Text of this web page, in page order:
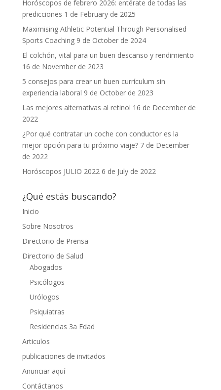
Horóscopos de febrero 2026: entérate de todas las
predicciones 1 de February de 2025
Maximising Athletic Potential Through Personalised
Sports Coaching 9 de October de 2024
El colchón, vital para un buen descanso y rendimiento
16 de November de 2023
5 consejos para crear un buen currículum sin
experiencia laboral 9 de October de 2023
Las mejores alternativas al retinol 16 de December de
2022
¿Por qué contratar un coche con conductor es la
mejor opción para tu próximo viaje? 7 de December
de 2022
Horóscopos JULIO 2022 6 de July de 2022
¿Qué estás buscando?
Inicio
Sobre Nosotros
Directorio de Prensa
Directorio de Salud
Abogados
Psicólogos
Urólogos
Psiquiatras
Residencias 3a Edad
Articulos
publicaciones de invitados
Anunciar aquí
Contáctanos